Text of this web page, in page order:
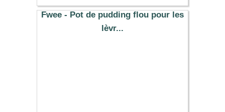
Fwee - Pot de pudding flou pour les
lèvr...